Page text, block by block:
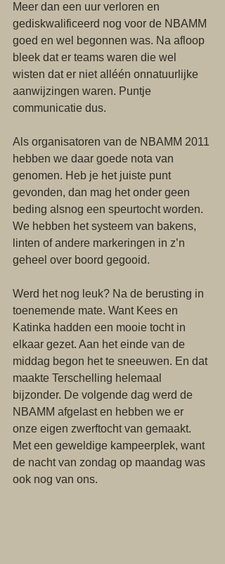
Meer dan een uur verloren en
gediskwalificeerd nog voor de NBAMM
goed en wel begonnen was. Na afloop
bleek dat er teams waren die wel
wisten dat er niet alléén onnatuurlijke
aanwijzingen waren. Puntje
communicatie dus.
Als organisatoren van de NBAMM 2011
hebben we daar goede nota van
genomen. Heb je het juiste punt
gevonden, dan mag het onder geen
beding alsnog een speurtocht worden.
We hebben het systeem van bakens,
linten of andere markeringen in z’n
geheel over boord gegooid.
Werd het nog leuk? Na de berusting in
toenemende mate. Want Kees en
Katinka hadden een mooie tocht in
elkaar gezet. Aan het einde van de
middag begon het te sneeuwen. En dat
maakte Terschelling helemaal
bijzonder. De volgende dag werd de
NBAMM afgelast en hebben we er
onze eigen zwerftocht van gemaakt.
Met een geweldige kampeerplek, want
de nacht van zondag op maandag was
ook nog van ons.